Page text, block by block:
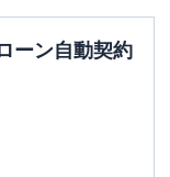
ーン自動契約